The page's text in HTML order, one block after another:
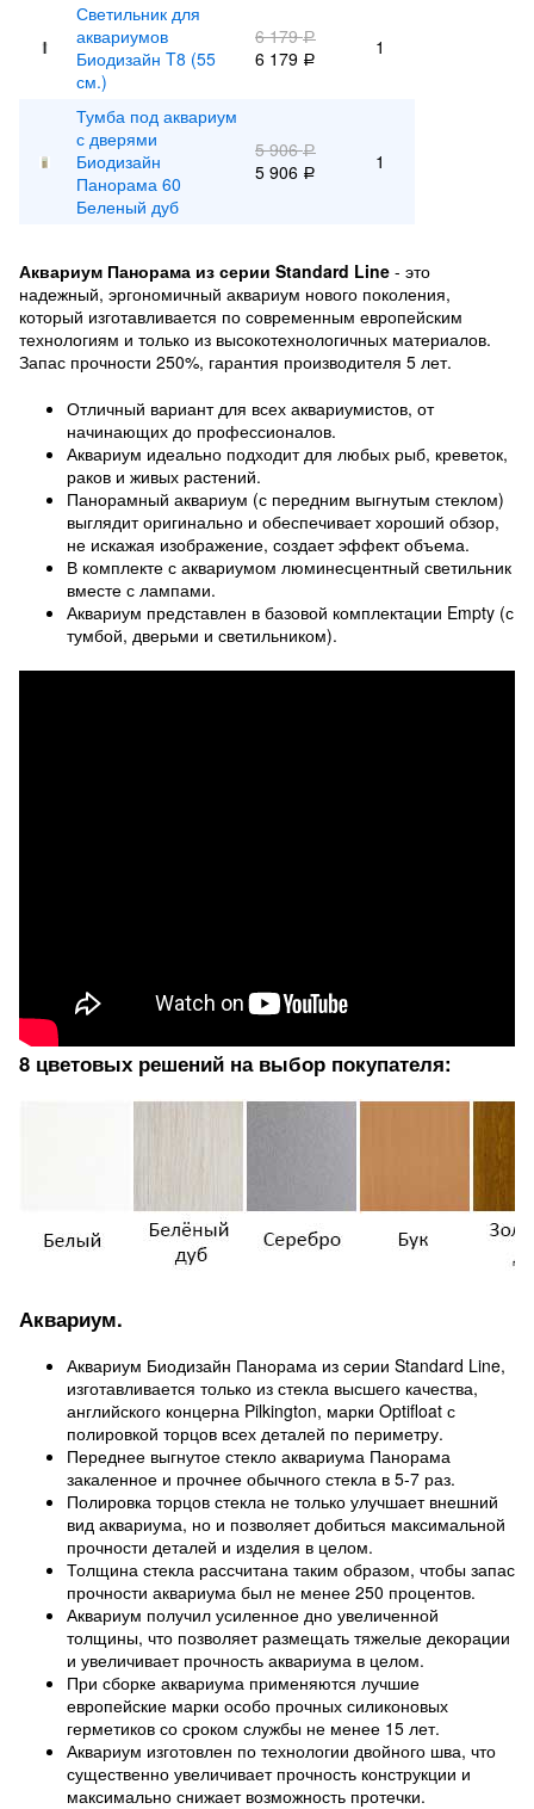
Светильник для
аквариумов
Биодизайн T8 (55
см.)
6 179Р
6 179 Р
1
Тумба под аквариум
с дверями
Биодизайн
Панорама 60
Беленый дуб
5 906Р
5 906 Р 1
Аквариум Панорама из серии Standard Line - это
надежный, эргономичный аквариум нового поколения,
который изготавливается по современным европейским
технологиям и только из высокотехнологичных материалов.
Запас прочности 250%, гарантия производителя 5 лет.
Отличный вариант для всех аквариумистов, от
начинающих до профессионалов.
Аквариум идеально подходит для любых рыб, креветок,
раков и живых растений.
Панорамный аквариум (с передним выгнутым стеклом)
выглядит оригинально и обеспечивает хороший обзор,
не искажая изображение, создает эффект объема.
В комплекте с аквариумом люминесцентный светильник
вместе с лампами.
Аквариум представлен в базовой комплектации Empty (с
тумбой, дверьми и светильником).
8 цветовых решений на выбор покупателя:
Аквариум.
Аквариум Биодизайн Панорама из серии Standard Line,
изготавливается только из стекла высшего качества,
английского концерна Pilkington, марки Optifloat с
полировкой торцов всех деталей по периметру.
Переднее выгнутое стекло аквариума Панорама
закаленное и прочнее обычного стекла в 5-7 раз.
Полировка торцов стекла не только улучшает внешний
вид аквариума, но и позволяет добиться максимальной
прочности деталей и изделия в целом.
Толщина стекла рассчитана таким образом, чтобы запас
прочности аквариума был не менее 250 процентов.
Аквариум получил усиленное дно увеличенной
толщины, что позволяет размещать тяжелые декорации
и увеличивает прочность аквариума в целом.
При сборке аквариума применяются лучшие
европейские марки особо прочных силиконовых
герметиков со сроком службы не менее 15 лет.
Аквариум изготовлен по технологии двойного шва, что
существенно увеличивает прочность конструкции и
максимально снижает возможность протечки.